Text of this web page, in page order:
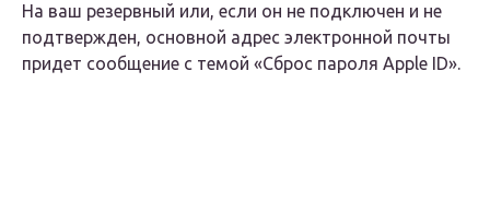
На ваш резервный или, если он не подключен и не
подтвержден, основной адрес электронной почты
придет сообщение с темой «Сброс пароля Apple ID».